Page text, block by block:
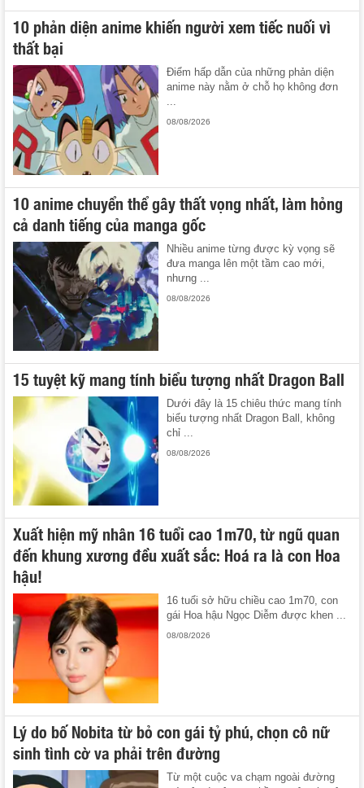
10 phản diện anime khiến người xem tiếc nuối vì
thất bại
Điểm hấp dẫn của những phản diện
anime này nằm ở chỗ họ không đơn
...
08/08/2026
10 anime chuyển thể gây thất vọng nhất, làm hỏng
cả danh tiếng của manga gốc
Nhiều anime từng được kỳ vọng sẽ
đưa manga lên một tầm cao mới,
nhưng ...
08/08/2026
15 tuyệt kỹ mang tính biểu tượng nhất Dragon Ball
Dưới đây là 15 chiêu thức mang tính
biểu tượng nhất Dragon Ball, không
chỉ ...
08/08/2026
Xuất hiện mỹ nhân 16 tuổi cao 1m70, từ ngũ quan
đến khung xương đều xuất sắc: Hoá ra là con Hoa
hậu!
16 tuổi sở hữu chiều cao 1m70, con
gái Hoa hậu Ngọc Diễm được khen ...
08/08/2026
Lý do bố Nobita từ bỏ con gái tỷ phú, chọn cô nữ
sinh tình cờ va phải trên đường
Từ một cuộc va chạm ngoài đường